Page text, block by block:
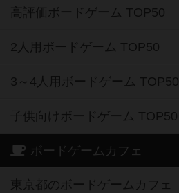
高評価ボードゲーム TOP50
2人用ボードゲーム TOP50
3～4人用ボードゲーム TOP50
子供向けボードゲーム TOP50
ボードゲームカフェ
東京都のボードゲームカフェ